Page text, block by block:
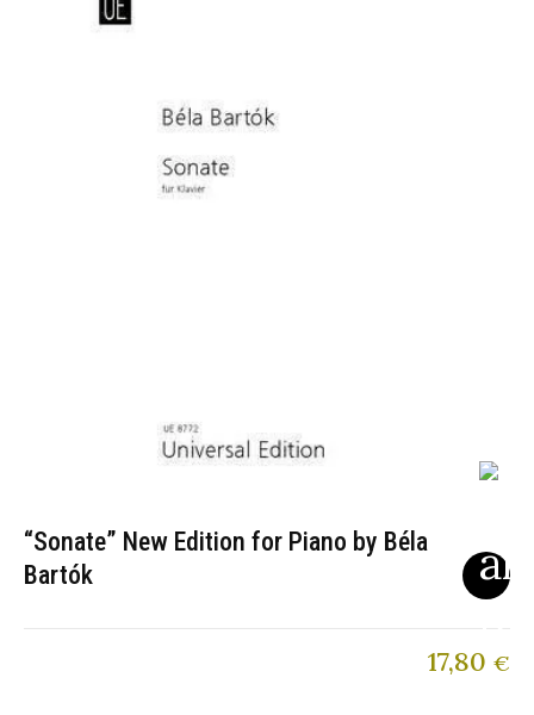
“Sonate” New Edition for Piano by Béla
Bartók
17,80 €